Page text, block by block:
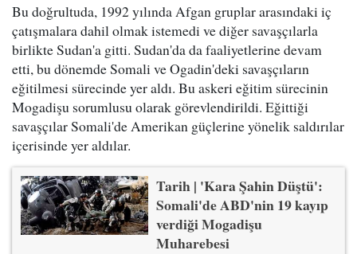
Bu doğrultuda, 1992 yılında Afgan gruplar arasındaki iç
çatışmalara dahil olmak istemedi ve diğer savaşçılarla
birlikte Sudan'a gitti. Sudan'da da faaliyetlerine devam
etti, bu dönemde Somali ve Ogadin'deki savaşçıların
eğitilmesi sürecinde yer aldı. Bu askeri eğitim sürecinin
Mogadişu sorumlusu olarak görevlendirildi. Eğittiği
savaşçılar Somali'de Amerikan güçlerine yönelik saldırılar
içerisinde yer aldılar.
Tarih | 'Kara Şahin Düştü':
Somali'de ABD'nin 19 kayıp
verdiği Mogadişu
Muharebesi